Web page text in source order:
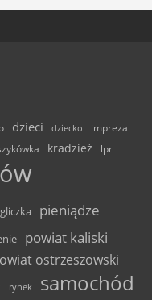
dzieci dziecko
impreza
kradzież lpr
pieniądze
powiat kaliski
ostrzeszowski
rynek samochód